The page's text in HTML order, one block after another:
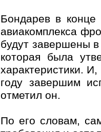
Бондарев в конце
авиакомплекса
будут завершены
которая была
характеристики.
году завершим
отметил он.
По его словам,